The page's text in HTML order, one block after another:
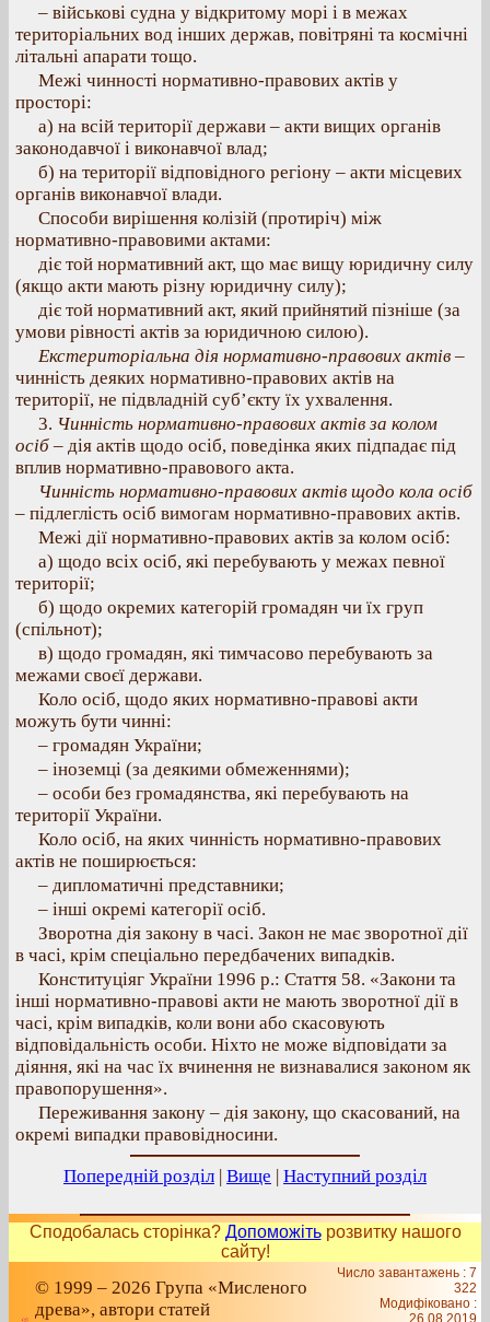
– військові судна у відкритому морі і в межах
територіальних вод інших держав, повітряні та космічні
літальні апарати тощо.
Межі чинності нормативно-правових актів у
просторі:
а) на всій території держави – акти вищих органів
законодавчої і виконавчої влад;
б) на території відповідного регіону – акти місцевих
органів виконавчої влади.
Способи вирішення колізій (протиріч) між
нормативно-правовими актами:
діє той нормативний акт, що має вищу юридичну силу
(якщо акти мають різну юридичну силу);
діє той нормативний акт, який прийнятий пізніше (за
умови рівності актів за юридичною силою).
Екстериторіальна дія нормативно-правових актів –
чинність деяких нормативно-правових актів на
території, не підвладній суб’єкту їх ухвалення.
3. Чинність нормативно-правових актів за колом
осіб – дія актів щодо осіб, поведінка яких підпадає під
вплив нормативно-правового акта.
Чинність нормативно-правових актів щодо кола осіб
– підлеглість осіб вимогам нормативно-правових актів.
Межі дії нормативно-правових актів за колом осіб:
а) щодо всіх осіб, які перебувають у межах певної
території;
б) щодо окремих категорій громадян чи їх груп
(спільнот);
в) щодо громадян, які тимчасово перебувають за
межами своєї держави.
Коло осіб, щодо яких нормативно-правові акти
можуть бути чинні:
– громадян України;
– іноземці (за деякими обмеженнями);
– особи без громадянства, які перебувають на
території України.
Коло осіб, на яких чинність нормативно-правових
актів не поширюється:
– дипломатичні представники;
– інші окремі категорії осіб.
Зворотна дія закону в часі. Закон не має зворотної дії
в часі, крім спеціально передбачених випадків.
Конституціяг України 1996 р.: Стаття 58. «Закони та
інші нормативно-правові акти не мають зворотної дії в
часі, крім випадків, коли вони або скасовують
відповідальність особи. Ніхто не може відповідати за
діяння, які на час їх вчинення не визнавалися законом як
правопорушення».
Переживання закону – дія закону, що скасований, на
окремі випадки правовідносини.
Попередній розділ | Вище | Наступний розділ
Сподобалась сторінка? Допоможітьрозвитку нашого
сайту!
© 1999 – 2026 Група «Мисленого
древа», автори статей
Число завантажень : 7
322
Модифіковано :
26.08.2019